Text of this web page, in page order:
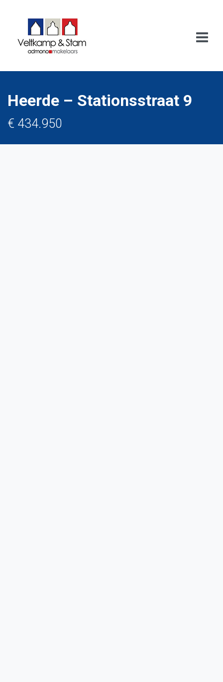
Heerde – Stationsstraat 9
€ 434.950